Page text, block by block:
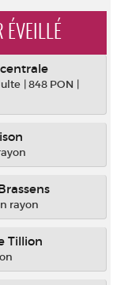
|848 PON |
rayon
Tillion